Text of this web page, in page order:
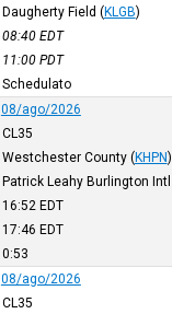
Daugherty Field (KLGB)
08:40 EDT
11:00 PDT
Schedulato
08/ago/2026
CL35
Westchester County (KHPN)
Patrick Leahy Burlington Intl
16:52 EDT
17:46 EDT
0:53
08/ago/2026
CL35